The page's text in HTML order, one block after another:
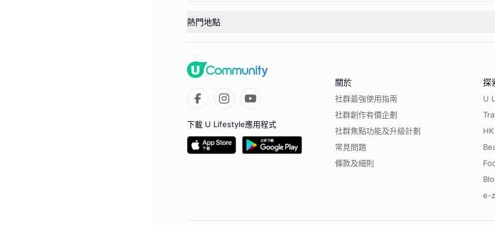
熱門地點
下載 U Lifestyle應用程式
關於
社群最強使用指南
社群創作有價企劃
社群焦點功能及升級計劃
常見問題
條款及細則
探
U
HK
e-